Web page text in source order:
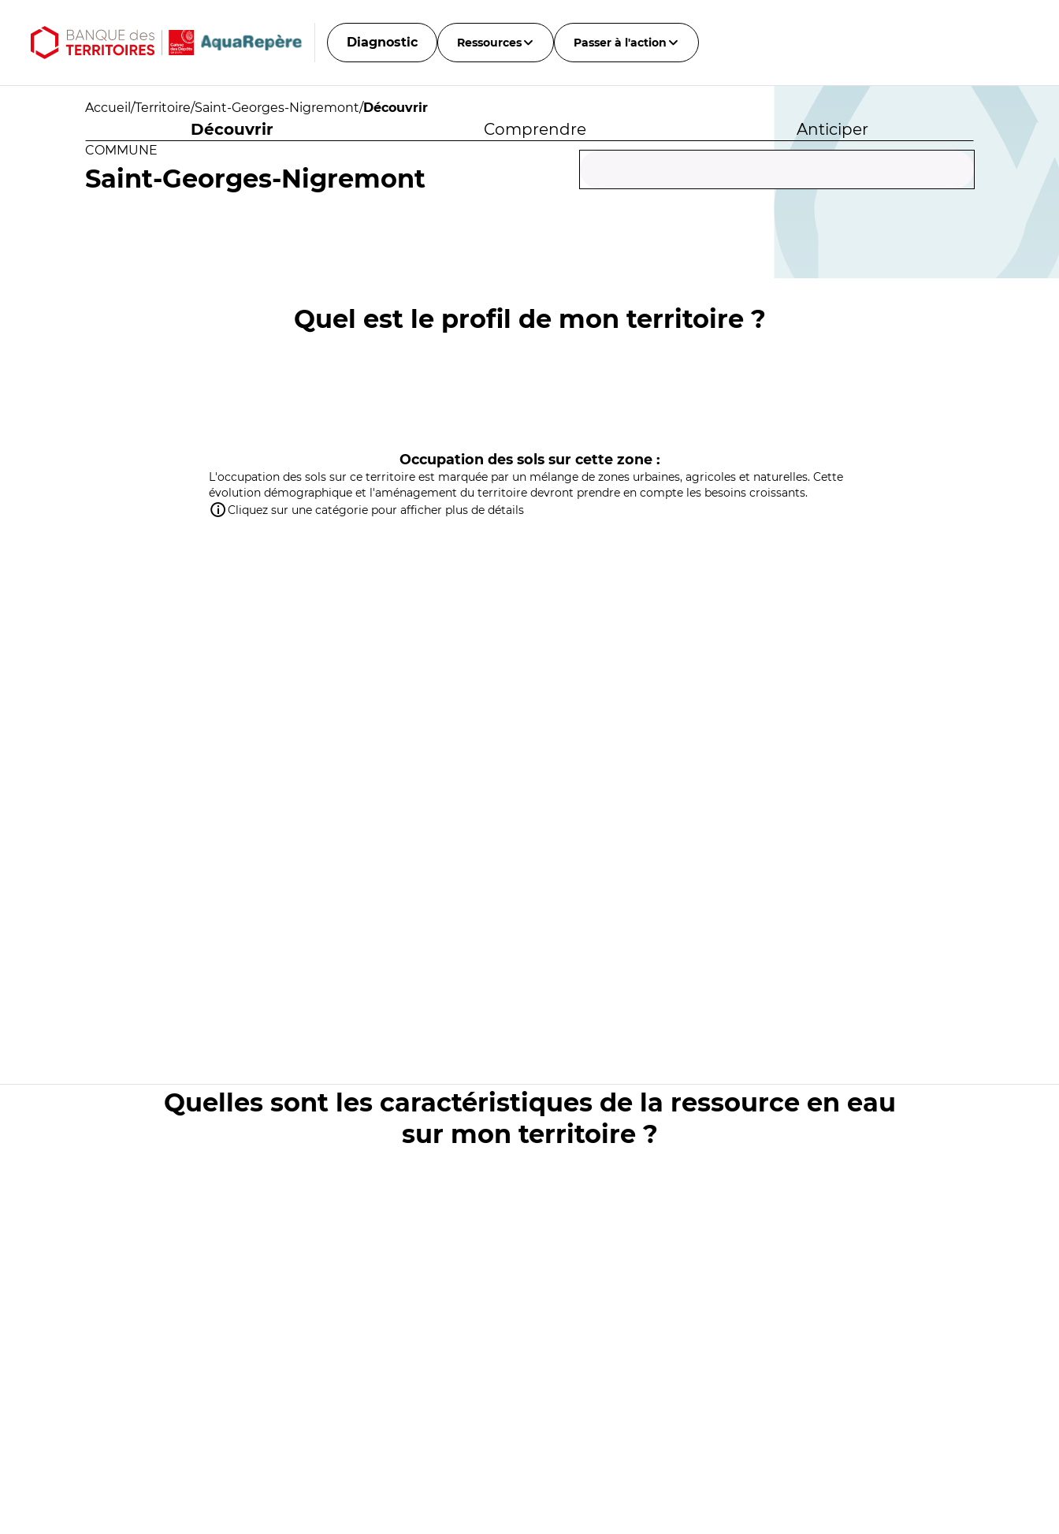
Diagnostic Ressources Passer à l'action
Accueil /Territoire/Saint-Georges-Nigremont/Découvrir
Découvrir Comprendre Anticiper
COMMUNE
Saint-Georges-Nigremont
Quel est le profil de mon territoire ?
Occupation des sols sur cette zone :
L'occupation des sols sur ce territoire est marquée par un mélange de zones urbaines, agricoles et naturelles. Cette
évolution démographique et l'aménagement du territoire devront prendre en compte les besoins croissants.
Cliquez sur une catégorie pour afficher plus de détails
Quelles sont les caractéristiques de la ressource en eau
sur mon territoire ?